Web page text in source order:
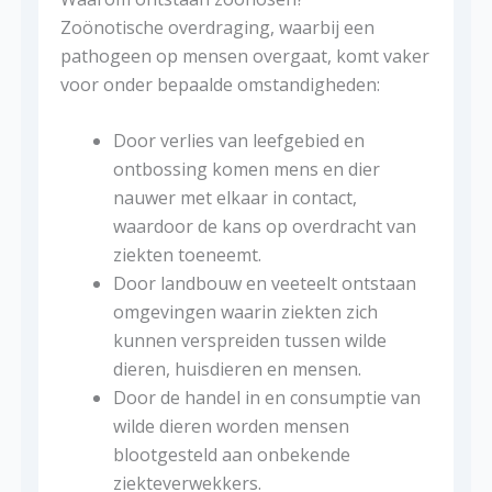
Zoönotische overdraging, waarbij een
pathogeen op mensen overgaat, komt vaker
voor onder bepaalde omstandigheden:
Door verlies van leefgebied en
ontbossing komen mens en dier
nauwer met elkaar in contact,
waardoor de kans op overdracht van
ziekten toeneemt.
Door landbouw en veeteelt ontstaan ​​
omgevingen waarin ziekten zich
kunnen verspreiden tussen wilde
dieren, huisdieren en mensen.
Door de handel in en consumptie van
wilde dieren worden mensen
blootgesteld aan onbekende
ziekteverwekkers.